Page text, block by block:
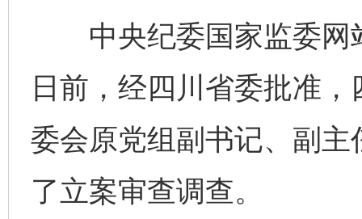
中央纪委国家监委网
日前，经四川省委批准
委会原党组副书记、副
了立案审查调查。